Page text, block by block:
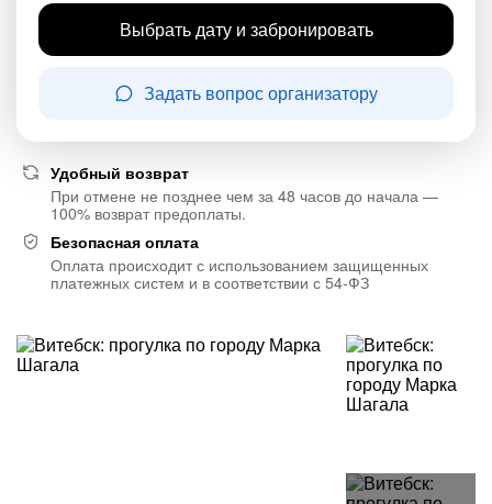
Выбрать дату и забронировать
Задать вопрос организатору
Удобный возврат
При отмене не позднее чем за 48 часов до начала —
100% возврат предоплаты.
Безопасная оплата
Оплата происходит с использованием защищенных
платежных систем и в соответствии с 54-ФЗ